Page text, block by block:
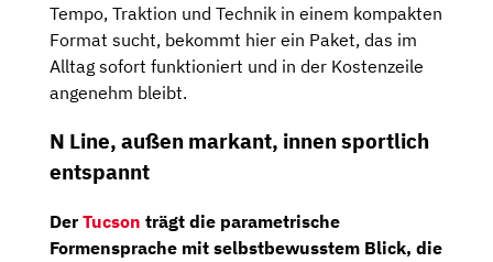
Tempo, Traktion und Technik in einem kompakten
Format sucht, bekommt hier ein Paket, das im
Alltag sofort funktioniert und in der Kostenzeile
angenehm bleibt.
N Line, außen markant, innen sportlich
entspannt
DerTucson trägt die parametrische
Formensprache mit selbstbewusstem Blick, die